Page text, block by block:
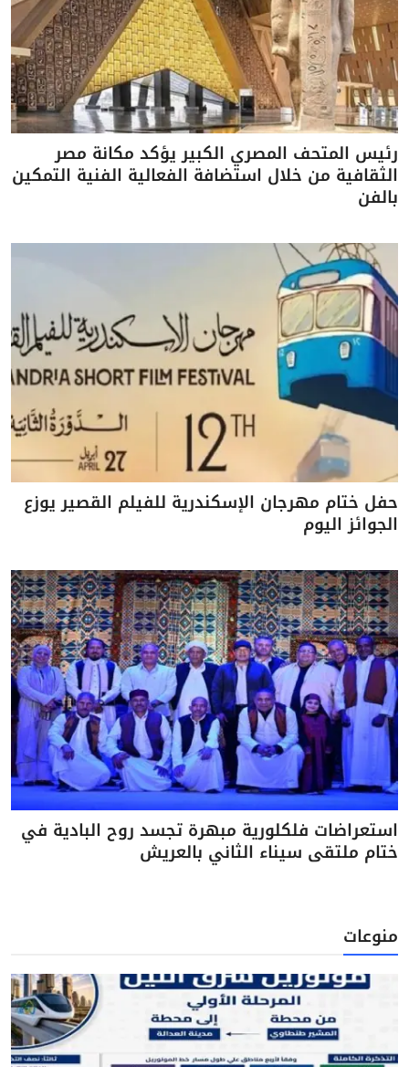
رئيس المتحف المصري الكبير يؤكد مكانة مصر
الثقافية من خلال استضافة الفعالية الفنية التمكين
بالفن
حفل ختام مهرجان الإسكندرية للفيلم القصير يوزع
الجوائز اليوم
استعراضات فلكلورية مبهرة تجسد روح البادية في
ختام ملتقى سيناء الثاني بالعريش
منوعات